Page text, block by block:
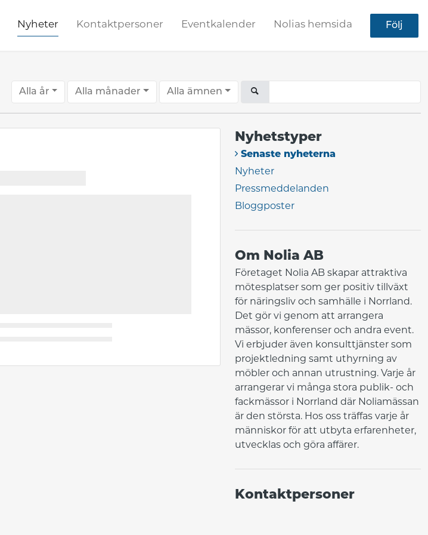
Nyheter Kontaktpersoner Eventkalender Nolias hemsida Följ
Alla år Alla månader Alla ämnen
Nyhetstyper
Senaste nyheterna
Nyheter
Pressmeddelanden
Bloggposter
Om Nolia AB
Företaget Nolia AB skapar attraktiva
mötesplatser som ger positiv tillväxt
för näringsliv och samhälle i Norrland.
Det gör vi genom att arrangera
mässor, konferenser och andra event.
Vi erbjuder även konsulttjänster som
projektledning samt uthyrning av
möbler och annan utrustning. Varje år
arrangerar vi många stora publik- och
fackmässor i Norrland där Noliamässan
är den största. Hos oss träffas varje år
människor för att utbyta erfarenheter,
utvecklas och göra affärer.
Kontaktpersoner